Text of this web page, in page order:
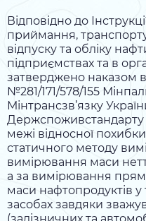
Відповідно до
приймання,
відпуску та обліку
підприємствах та в
затверджено наказом
№281/171/578/155
Мінтрансзв’язку
Держспоживстандарту
межі відносної
статичного методу
вимірювання маси
а за вимірювання
маси нафтопродуктів у
засобах завдяки